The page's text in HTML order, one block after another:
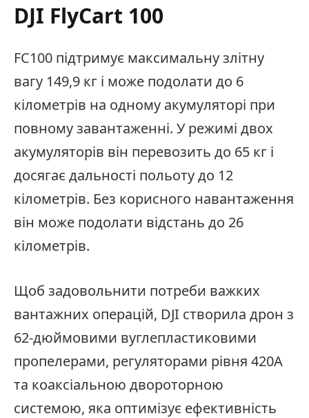
DJI FlyCart 100
FC100 підтримує максимальну злітну
вагу 149,9 кг і може подолати до 6
кілометрів на одному акумуляторі при
повному завантаженні. У режимі двох
акумуляторів він перевозить до 65 кг і
досягає дальності польоту до 12
кілометрів. Без корисного навантаження
він може подолати відстань до 26
кілометрів.
Щоб задовольнити потреби важких
вантажних операцій, DJI створила дрон з
62-дюймовими вуглепластиковими
пропелерами, регуляторами рівня 420A
та коаксіальною двороторною
системою, яка оптимізує ефективність